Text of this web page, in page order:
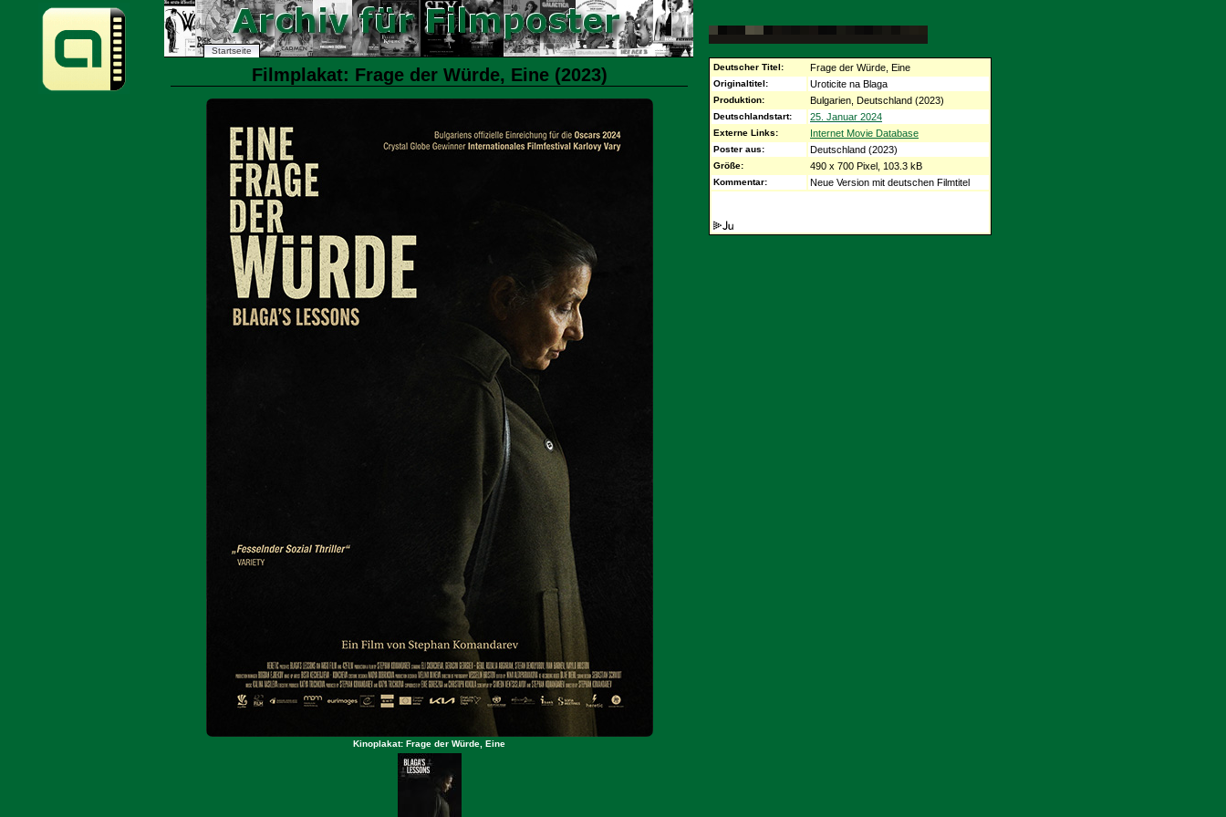
Startseite
Filmplakat: Frage der Würde, Eine (2023)
Kinoplakat: Frage der Würde, Eine
Deutscher Titel: Frage der Würde, Eine
Originaltitel: Uroticite na Blaga
Produktion: Bulgarien, Deutschland (2023)
Deutschlandstart: 25. Januar 2024
Externe Links: Internet Movie Database
Poster aus: Deutschland (2023)
Größe: 490 x 700 Pixel, 103.3 kB
Kommentar: Neue Version mit deutschen Filmtitel